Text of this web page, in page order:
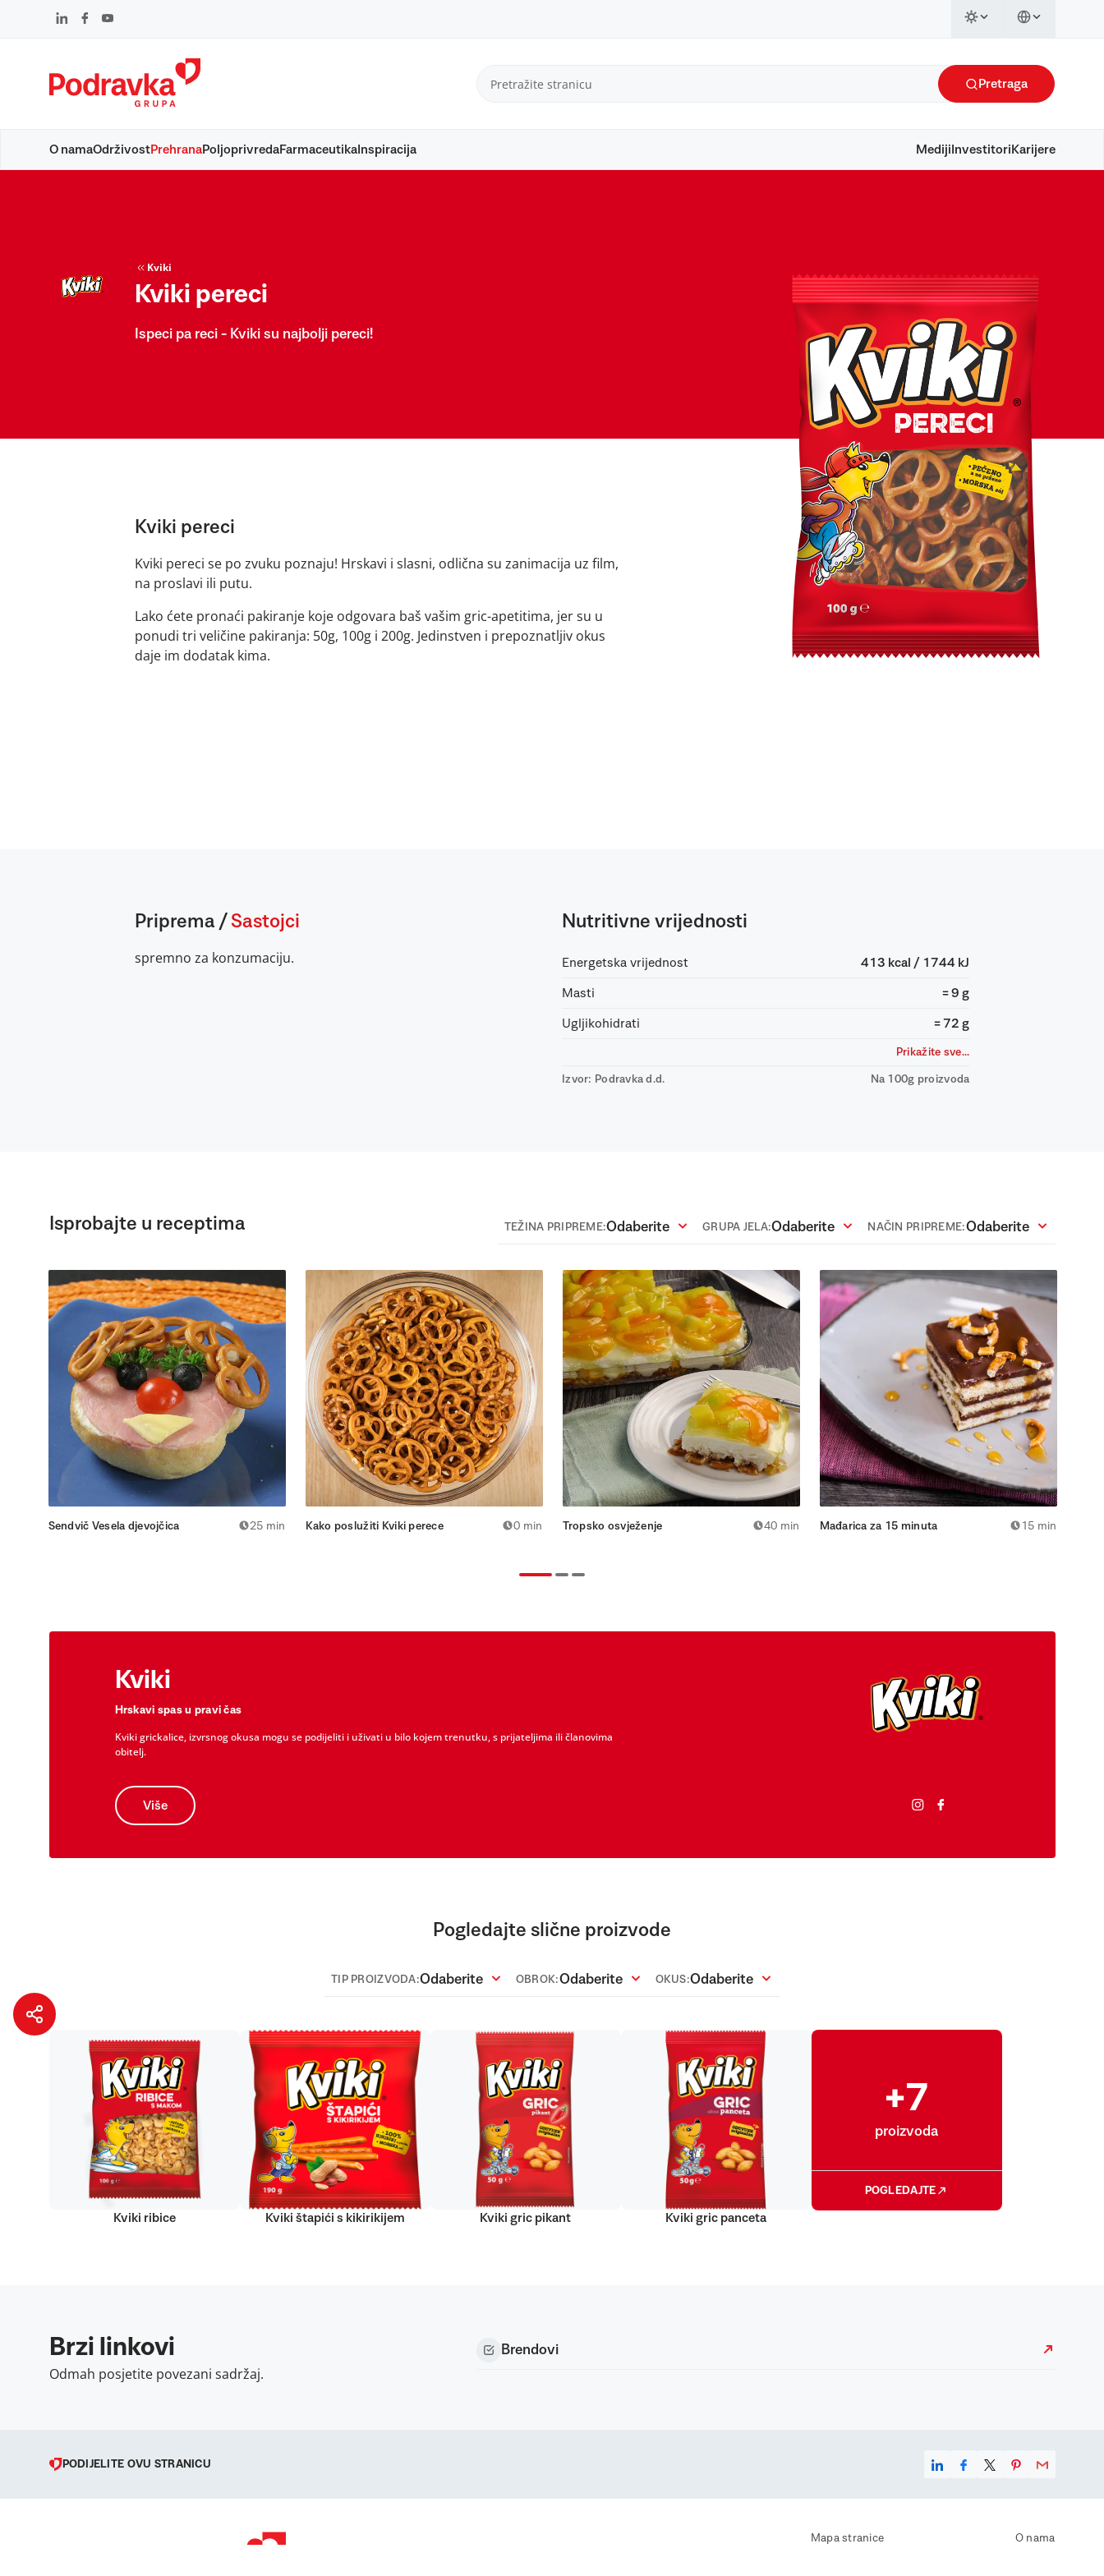
Pretraga
O namaOdrživostPrehranaPoljoprivredaFarmaceutikaInspiracija Mediji Investitori Karijere
Kviki
Kviki pereci
Ispeci pa reci - Kviki su najbolji pereci!
Kviki pereci
Kviki pereci se po zvuku poznaju! Hrskavi i slasni, odlična su zanimacija uz film,
na proslavi ili putu.
Lako ćete pronaći pakiranje koje odgovara baš vašim gric-apetitima, jer su u
ponudi tri veličine pakiranja: 50g, 100g i 200g. Jedinstven i prepoznatljiv okus
daje im dodatak kima.
Priprema / Sastojci
spremno za konzumaciju.
Nutritivne vrijednosti
Energetska vrijednost 413 kcal / 1744 kJ
Masti = 9 g
Ugljikohidrati = 72 g
Prikažite sve...
Izvor: Podravka d.d. Na 100g proizvoda
Isprobajte u receptima TEŽINA PRIPREME:Odaberite GRUPA JELA:Odaberite NAČIN PRIPREME:Odaberite
Sendvič Vesela djevojčica 25 min Kako poslužiti Kviki perece 0 min Tropsko osvježenje 40 min Mađarica za 15 minuta 15 min
Kviki
Hrskavi spas u pravi čas
Kviki grickalice, izvrsnog okusa mogu se podijeliti i uživati u bilo kojem trenutku, s prijateljima ili članovima
obitelj.
Više
Pogledajte slične proizvode
TIP PROIZVODA:Odaberite OBROK:Odaberite OKUS:Odaberite
Kviki ribice Kviki štapići s kikirikijem Kviki gric pikant Kviki gric panceta
+7
proizvoda
POGLEDAJTE
Brzi linkovi
Odmah posjetite povezani sadržaj.
Brendovi
PODIJELITE OVU STRANICU
Mapa stranice
O nama